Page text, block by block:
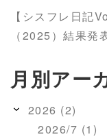
【シスフレ日記
（2025）結果発
月別アー
2026 (2)
2026/7 (1)